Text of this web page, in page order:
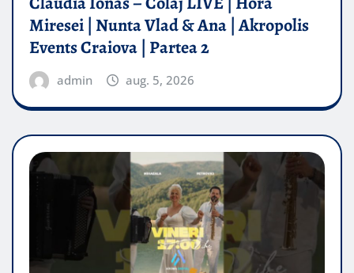
Miresei | Nunta Vlad & Ana | Akropolis
Events Craiova | Partea 2
admin aug. 5, 2026